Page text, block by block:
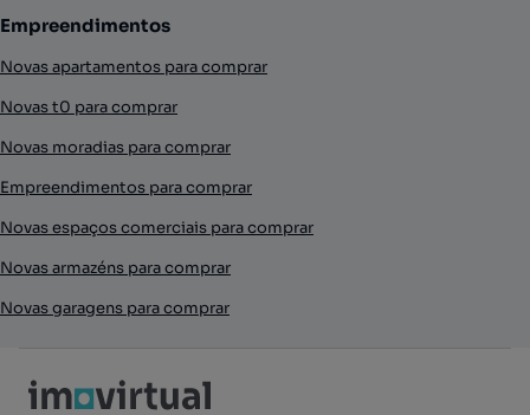
Empreendimentos
Novas apartamentos para comprar
Novas t0 para comprar
Novas moradias para comprar
Empreendimentos para comprar
Novas espaços comerciais para comprar
Novas armazéns para comprar
Novas garagens para comprar